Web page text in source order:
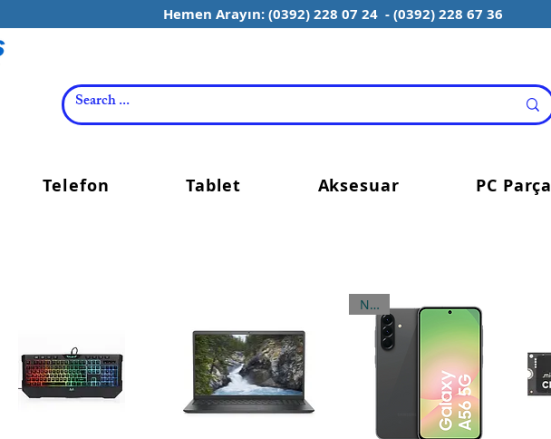
Hemen Arayın: (0392) 228 07 24 - (0392) 228 67 36
NEW
Telefon Tablet Aksesuar PC Parça